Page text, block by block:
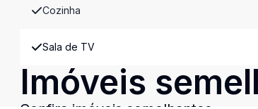
Cozinha
Sala de TV
Imóveis